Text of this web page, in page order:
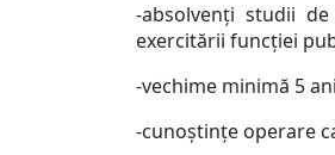
-absolvenţi studii
exercitării funcţiei
-vechime minimă 5
-cunoştinţe operare